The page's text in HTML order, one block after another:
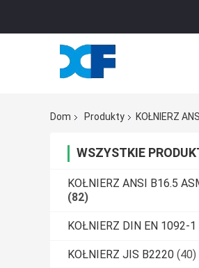
Dom Produkty KOŁNIERZ
WSZYSTKIE
KOŁNIERZ ANSI B16.5
(82)
KOŁNIERZ DIN EN 1092-1
KOŁNIERZ JIS B2220 (40)